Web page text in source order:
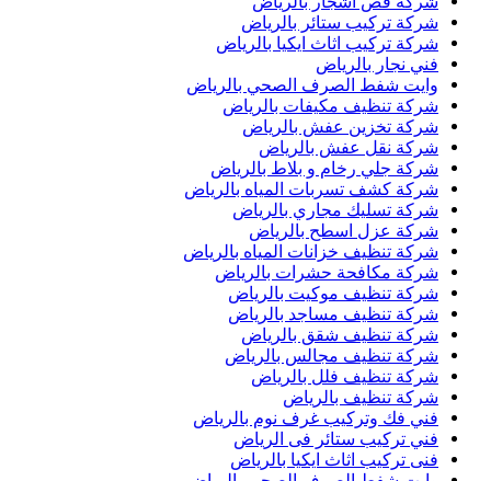
شركة تركيب ستائر بالرياض
شركة تركيب اثاث ايكيا بالرياض
فني نجار بالرياض
وايت شفط الصرف الصحي بالرياض
شركة تنظيف مكيفات بالرياض
شركة تخزين عفش بالرياض
شركة نقل عفش بالرياض
شركة جلي رخام و بلاط بالرياض
شركة كشف تسربات المياه بالرياض
شركة تسليك مجاري بالرياض
شركة عزل اسطح بالرياض
شركة تنظيف خزانات المياه بالرياض
شركة مكافحة حشرات بالرياض
شركة تنظيف موكيت بالرياض
شركة تنظيف مساجد بالرياض
شركة تنظيف شقق بالرياض
شركة تنظيف مجالس بالرياض
شركة تنظيف فلل بالرياض
شركة تنظيف بالرياض
فني فك وتركيب غرف نوم بالرياض
فني تركيب ستائر فى الرياض
فنى تركيب اثاث ايكيا بالرياض